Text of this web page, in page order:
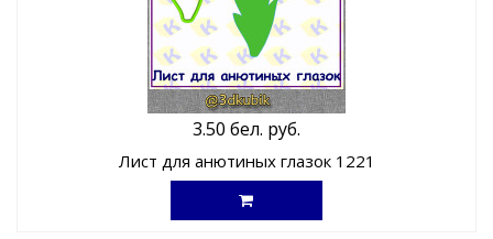
3.50 бел. руб.
Лист для анютиных глазок 1221